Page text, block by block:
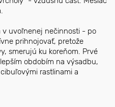
v uvoľnenej nečinnosti - po
prihnojovať, pretože
smerujú ku koreňom. Prvé
obdobím na výsadbu,
rastlinami a